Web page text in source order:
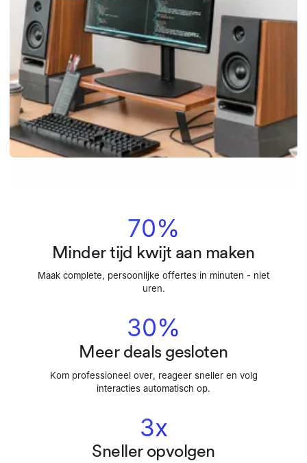
70%
Minder tijd kwijt aan maken
Maak complete, persoonlijke offertes in minuten - niet
uren.
30%
Meer deals gesloten
Kom professioneel over, reageer sneller en volg
interacties automatisch op.
3x
Sneller opvolgen